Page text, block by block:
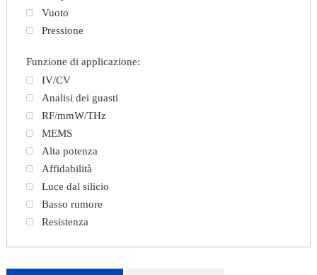
Vuoto
Pressione
Funzione di applicazione:
IV/CV
Analisi dei guasti
RF/mmW/THz
MEMS
Alta potenza
Affidabilità
Luce dal silicio
Basso rumore
Resistenza